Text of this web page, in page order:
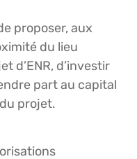
proposer, aux
du lieu
d’ENR, d’investir
part au capital
projet.